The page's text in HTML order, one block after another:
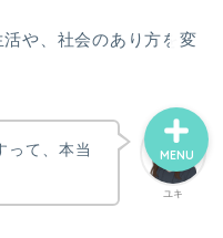
や、社会のあり方を変
ユキ
って、本当
MENU